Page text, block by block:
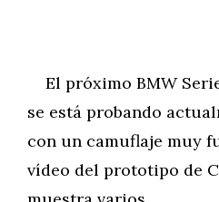
El próximo BMW
se está probando
con un camuflaje muy
vídeo del prototipo de